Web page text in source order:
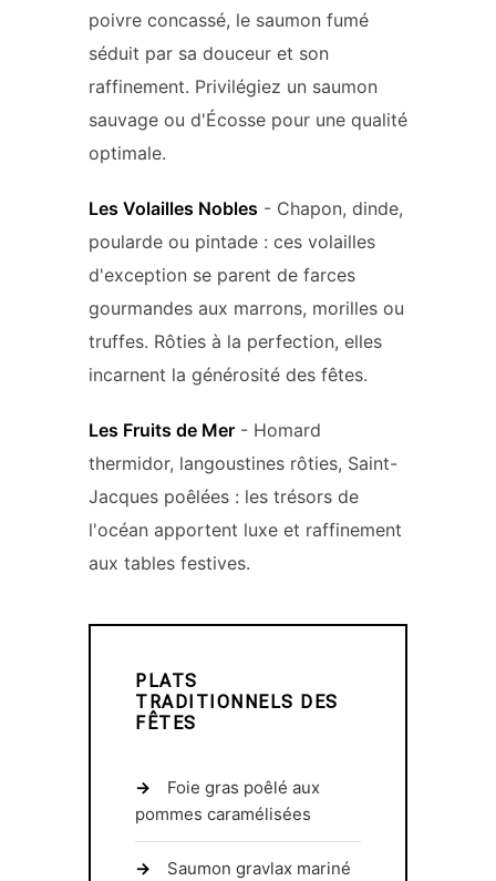
poivre concassé, le saumon fumé
séduit par sa douceur et son
raffinement. Privilégiez un saumon
sauvage ou d'Écosse pour une qualité
optimale.
Les Volailles Nobles - Chapon, dinde,
poularde ou pintade : ces volailles
d'exception se parent de farces
gourmandes aux marrons, morilles ou
truffes. Rôties à la perfection, elles
incarnent la générosité des fêtes.
Les Fruits de Mer - Homard
thermidor, langoustines rôties, Saint-
Jacques poêlées : les trésors de
l'océan apportent luxe et raffinement
aux tables festives.
PLATS
TRADITIONNELS DES
FÊTES
Foie gras poêlé aux
pommes caramélisées
Saumon gravlax mariné